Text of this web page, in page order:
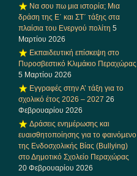
Να σου πω μια ιστορία; Μια
δράση της Ε΄ και ΣΤ΄ τάξης στα
πλαίσια του Ενεργού πολίτη 5
Μαρτίου 2026
Εκπαιδευτική επίσκεψη στο
Πυροσβεστικό Κλιμάκιο Περαχώρας
5 Μαρτίου 2026
Εγγραφές στην Α’ τάξη για το
σχολικό έτος 2026 – 2027 26
Φεβρουαρίου 2026
Δράσεις ενημέρωσης και
ευαισθητοποίησης για το φαινόμενο
της Ενδοσχολικής Βίας (Bullying)
στο Δημοτικό Σχολείο Περαχώρας
20 Φεβρουαρίου 2026